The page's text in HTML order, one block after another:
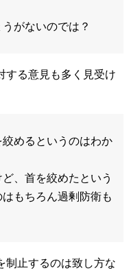
がないのでは？
する意見も多く見受け
めるというのはわか
、首を絞めたという
もちろん過剰防衛も
制止するのは致し方な